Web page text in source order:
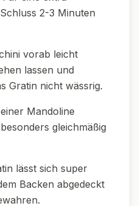
Ersetze Sahne und
verwende
geriebenen
unter den
die Zucchini weg
Kartoffelgratin
Chili oder